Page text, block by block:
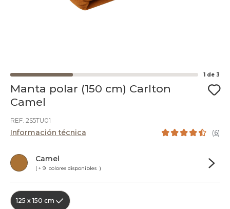
1 de 3
Manta polar (150 cm) Carlton
Camel
REF. 2S5TU01
Información técnica (6)
Camel
( + 9 colores disponibles )
125 x 150 cm